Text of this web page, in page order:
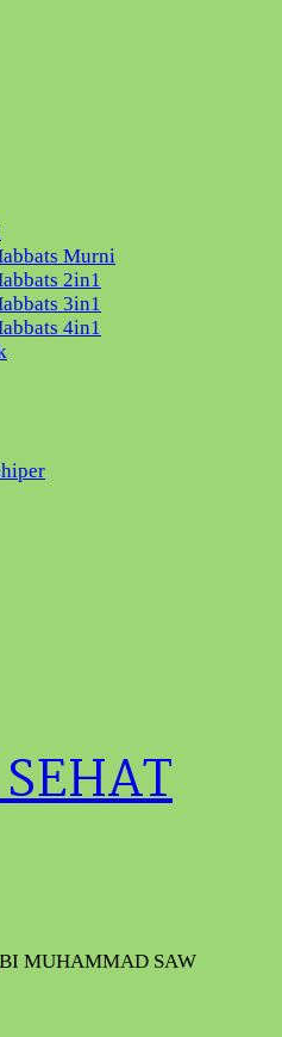
Murni
2in1
3in1
4in1
MUHAMMAD SAW